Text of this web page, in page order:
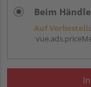
Beim
Auf